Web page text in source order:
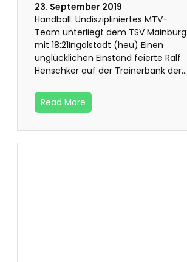
23. September 2019
Handball: Undiszipliniertes MTV-
Team unterliegt dem TSV Mainburg
mit 18:21Ingolstadt (heu) Einen
unglücklichen Einstand feierte Ralf
Henschker auf der Trainerbank der…
Read More